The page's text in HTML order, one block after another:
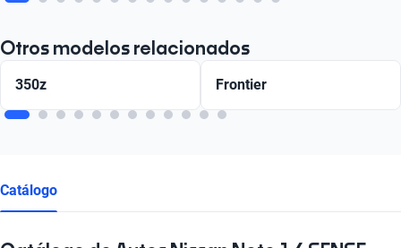
Otros modelos relacionados
350z Frontier
Catálogo